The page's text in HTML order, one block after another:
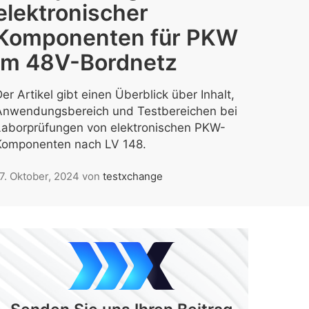
für PKW
48V-Bordnetz
Artikel gibt einen Überblick über Inhalt,
und Testbereichen bei
von elektronischen PKW-
nach LV 148.
Oktober, 2024 von testxchange